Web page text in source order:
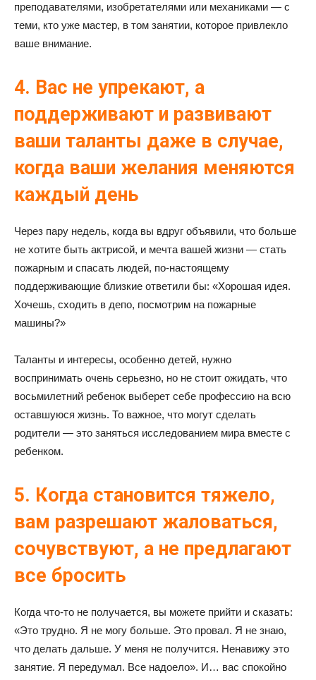
преподавателями, изобретателями или механиками — с
теми, кто уже мастер, в том занятии, которое привлекло
ваше внимание.
4. Вас не упрекают, а
поддерживают и развивают
ваши таланты даже в случае,
когда ваши желания меняются
каждый день
Через пару недель, когда вы вдруг объявили, что больше
не хотите быть актрисой, и мечта вашей жизни — стать
пожарным и спасать людей, по-настоящему
поддерживающие близкие ответили бы: «Хорошая идея.
Хочешь, сходить в депо, посмотрим на пожарные
машины?»
Таланты и интересы, особенно детей, нужно
воспринимать очень серьезно, но не стоит ожидать, что
восьмилетний ребенок выберет себе профессию на всю
оставшуюся жизнь. То важное, что могут сделать
родители — это заняться исследованием мира вместе с
ребенком.
5. Когда становится тяжело,
вам разрешают жаловаться,
сочувствуют, а не предлагают
все бросить
Когда что-то не получается, вы можете прийти и сказать:
«Это трудно. Я не могу больше. Это провал. Я не знаю,
что делать дальше. У меня не получится. Ненавижу это
занятие. Я передумал. Все надоело». И… вас спокойно